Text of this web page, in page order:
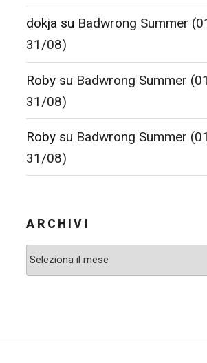
dokja su Badwrong Summer
31/08)
Roby su Badwrong Summer
31/08)
Roby su Badwrong Summer
31/08)
ARCHIVI
Archivi